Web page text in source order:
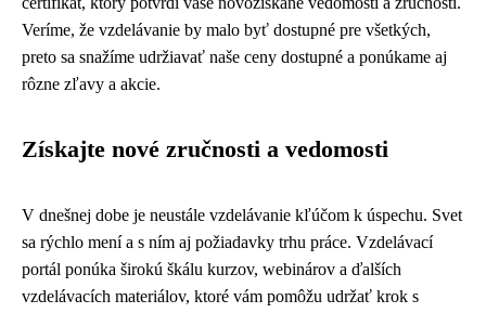
Veríme, že vzdelávanie by malo byť dostupné pre všetkých,
preto sa snažíme udržiavať naše ceny dostupné a ponúkame aj
rôzne zľavy a akcie.
Získajte nové zručnosti a vedomosti
V dnešnej dobe je neustále vzdelávanie kľúčom k úspechu. Svet
sa rýchlo mení a s ním aj požiadavky trhu práce. Vzdelávací
portál ponúka širokú škálu kurzov, webinárov a ďalších
vzdelávacích materiálov, ktoré vám pomôžu udržať krok s